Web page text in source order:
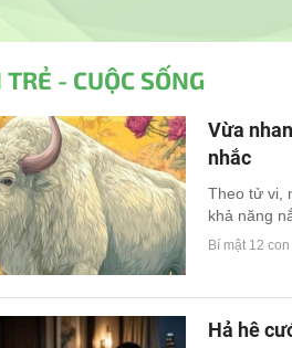
- CUỘC SỐNG
Vừa
nhắc
Theo tử vi,
khả năng
Bí mật 12
Hả hê